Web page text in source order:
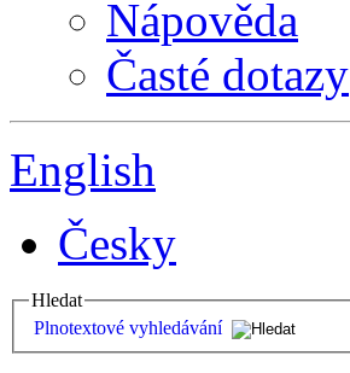
Nápověda
Časté dotazy
English
Česky
Hledat
Plnotextové vyhledávání